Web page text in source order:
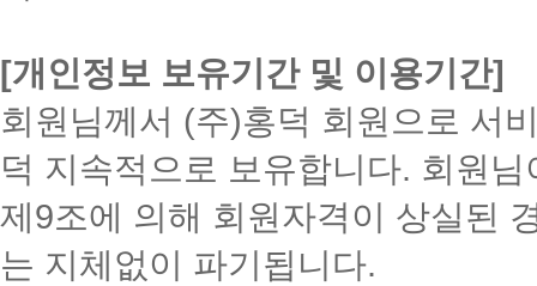
[개인정보 보유기간 및 이용기간]
회원님께서 (주)홍덕 회원으로 서
덕 지속적으로 보유합니다. 회원
제9조에 의해 회원자격이 상실된
는 지체없이 파기됩니다.